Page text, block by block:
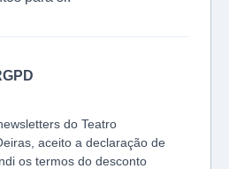
do Teatro
aceito a declaração de
os termos do desconto